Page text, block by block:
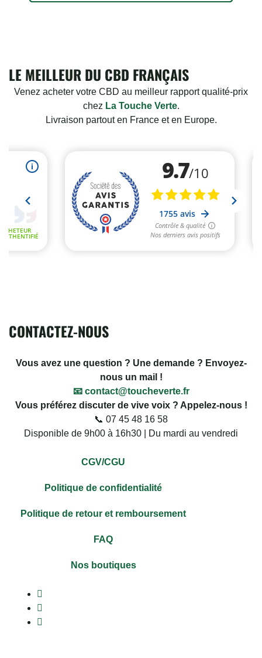
LE MEILLEUR DU CBD FRANÇAIS
Venez acheter votre CBD au meilleur rapport qualité-prix
chez La Touche Verte.
Livraison partout en France et en Europe.
CONTACTEZ-NOUS
Vous avez une question ? Une demande ? Envoyez-
nous un mail !
📧 contact@toucheverte.fr
Vous préférez discuter de vive voix ? Appelez-nous !
📞 07 45 48 16 58
Disponible de 9h00 à 16h30 | Du mardi au vendredi
CGV/CGU
Politique de confidentialité
Politique de retour et remboursement
FAQ
Nos boutiques